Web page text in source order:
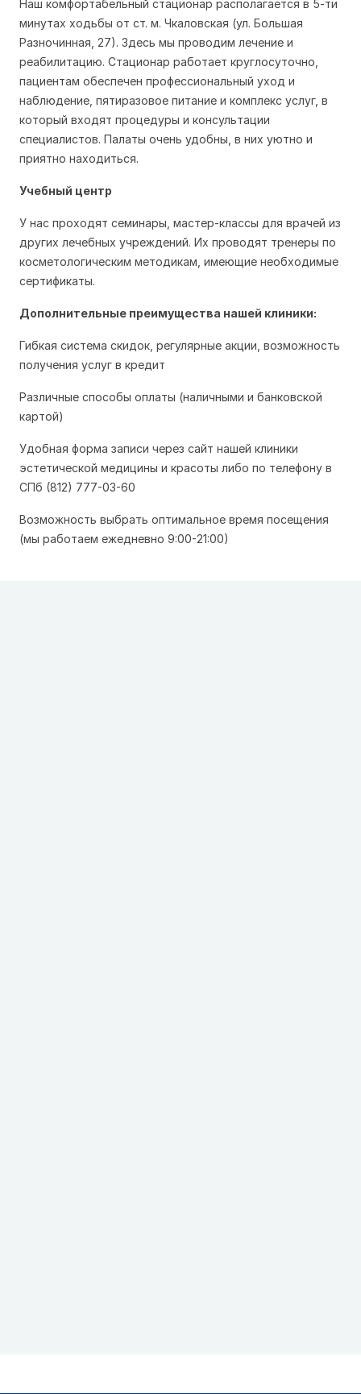
Наш комфортабельный стационар располагается в 5-ти
минутах ходьбы от ст. м. Чкаловская (ул. Большая
Разночинная, 27). Здесь мы проводим лечение и
реабилитацию. Стационар работает круглосуточно,
пациентам обеспечен профессиональный уход и
наблюдение, пятиразовое питание и комплекс услуг, в
который входят процедуры и консультации
специалистов. Палаты очень удобны, в них уютно и
приятно находиться.
Учебный центр
У нас проходят семинары, мастер-классы для врачей из
других лечебных учреждений. Их проводят тренеры по
косметологическим методикам, имеющие необходимые
сертификаты.
Дополнительные преимущества нашей клиники:
Гибкая система скидок, регулярные акции, возможность
получения услуг в кредит
Различные способы оплаты (наличными и банковской
картой)
Удобная форма записи через сайт нашей клиники
эстетической медицины и красоты либо по телефону в
СПб (812) 777-03-60
Возможность выбрать оптимальное время посещения
(мы работаем ежедневно 9:00-21:00)